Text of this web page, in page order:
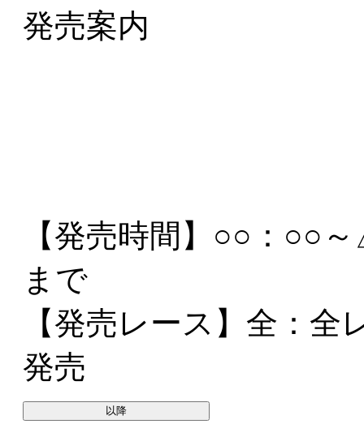
発売案内
【発売時間】 ○○：○○
まで
【発売レース】 全 ：
発売
以降